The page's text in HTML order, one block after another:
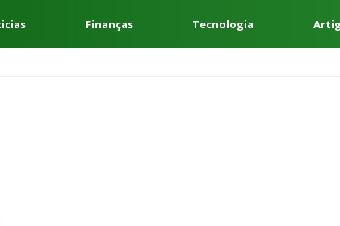
Finanças Tecnologia